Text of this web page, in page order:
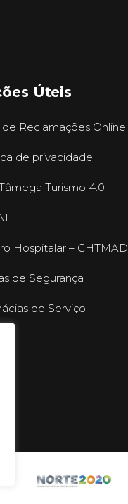
Úteis
de Reclamações Online
de privacidade
Turismo 4.0
Hospitalar – CHTMAD
de Segurança
de Serviço